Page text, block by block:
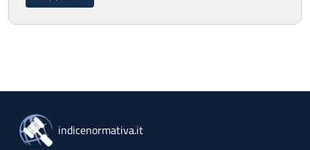
indicenormativa.it